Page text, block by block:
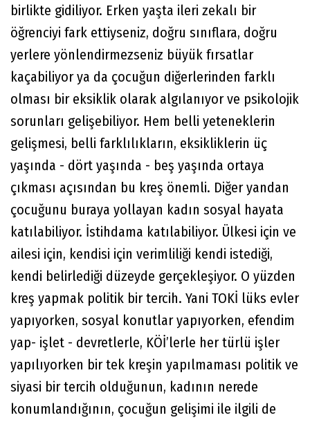
birlikte gidiliyor. Erken yaşta ileri zekalı bir
öğrenciyi fark ettiyseniz, doğru sınıflara, doğru
yerlere yönlendirmezseniz büyük fırsatlar
kaçabiliyor ya da çocuğun diğerlerinden farklı
olması bir eksiklik olarak algılanıyor ve psikolojik
sorunları gelişebiliyor. Hem belli yeteneklerin
gelişmesi, belli farklılıkların, eksikliklerin üç
yaşında - dört yaşında - beş yaşında ortaya
çıkması açısından bu kreş önemli. Diğer yandan
çocuğunu buraya yollayan kadın sosyal hayata
katılabiliyor. İstihdama katılabiliyor. Ülkesi için ve
ailesi için, kendisi için verimliliği kendi istediği,
kendi belirlediği düzeyde gerçekleşiyor. O yüzden
kreş yapmak politik bir tercih. Yani TOKİ lüks evler
yapıyorken, sosyal konutlar yapıyorken, efendim
yap- işlet - devretlerle, KÖİ’lerle her türlü işler
yapılıyorken bir tek kreşin yapılmaması politik ve
siyasi bir tercih olduğunun, kadının nerede
konumlandığının, çocuğun gelişimi ile ilgili de